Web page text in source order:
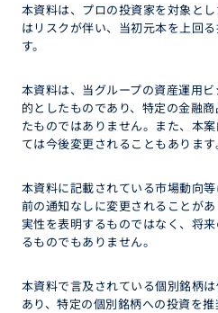
本資料は、プロの投資家を対象と
はリスクが伴い、当初元本を上回
す。
本資料は、当グループの資産運用
的としたものであり、特定の金融
たものではありません。また、本
ては今後変更されることもあります
本資料に記載されている市場動向
前の通知なしに変更されることが
実性を表明するものではなく、将
るものでもありません。
本資料で言及されている個別銘柄
あり、特定の個別銘柄への投資を